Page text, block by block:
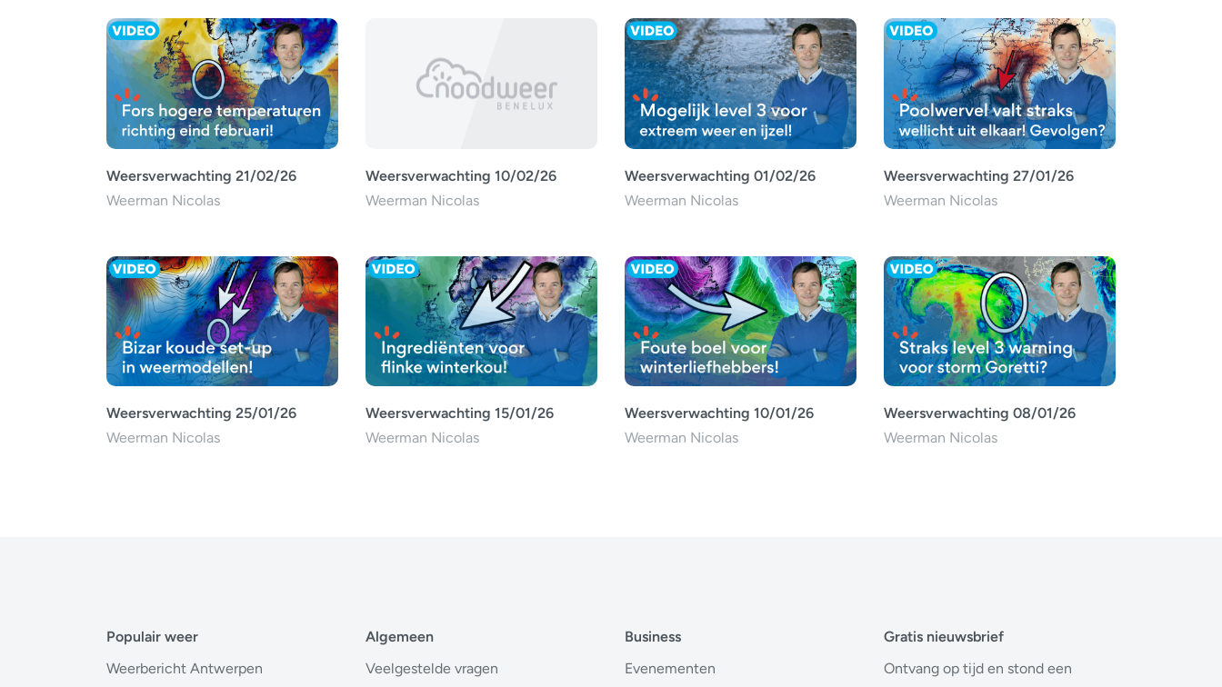
Weersverwachting 21/02/26
Weerman Nicolas
Weersverwachting 10/02/26
Weerman Nicolas
Weersverwachting 01/02/26
Weerman Nicolas
Weersverwachting 27/01/26
Weerman Nicolas
Weersverwachting 25/01/26
Weerman Nicolas
Weersverwachting 15/01/26
Weerman Nicolas
Weersverwachting 10/01/26
Weerman Nicolas
Weersverwachting 08/01/26
Weerman Nicolas
Populair weer
Weerbericht Antwerpen
Algemeen
Veelgestelde vragen
Business
Evenementen
Gratis nieuwsbrief
Ontvang op tijd en stond een